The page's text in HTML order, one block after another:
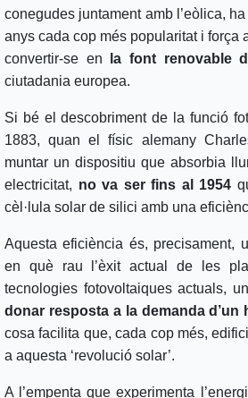
conegudes juntament amb l’eòlica,
anys cada cop més popularitat i força
convertir-se en
la font renovable
ciutadania europea.
Si bé el descobriment de la funció
1883, quan el físic alemany
muntar un dispositiu que absorbia
electricitat, no va ser fins al 1954
cèl·lula solar de silici amb una
Aquesta eficiència és, precisament,
en què rau l’èxit actual de les
tecnologies fotovoltaiques actuals,
donar resposta a la demanda d’un
cosa facilita que, cada cop més,
a aquesta ‘revolució solar’.
A l’empenta que experimenta